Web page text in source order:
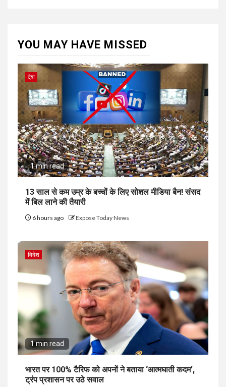
YOU MAY HAVE MISSED
देश
1 min read
13 साल से कम उम्र के बच्चों के लिए सोशल मीडिया बैन! संसद
में बिल लाने की तैयारी
6 hours ago Expose Today News
विदेश
1 min read
भारत पर 100% टैरिफ को अपनों ने बताया ‘आत्मघाती कदम’,
ट्रंप प्रशासन पर उठे सवाल